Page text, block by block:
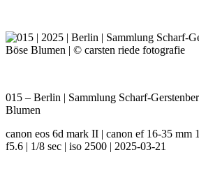
015 – Berlin | Sammlung Scharf-
Blumen
canon eos 6d mark II | canon ef 16-35 mm
f5.6 | 1/8 sec | iso 2500 | 2025-03-21